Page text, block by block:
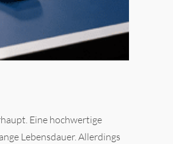
Eine hochwertige
Lebensdauer. Allerdings